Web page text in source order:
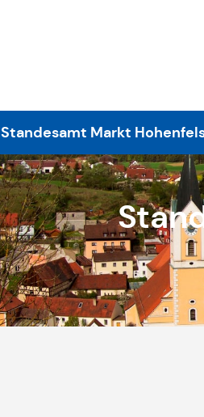
Standesamt Markt